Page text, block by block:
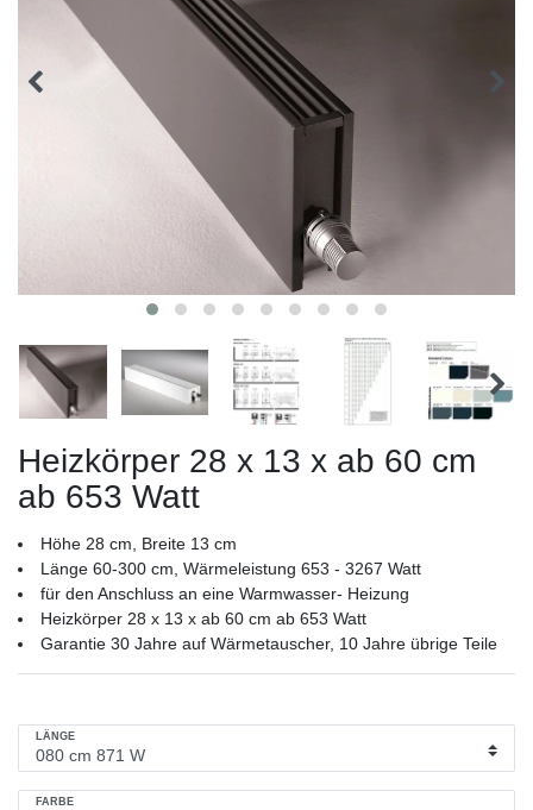
Heizkörper 28 x 13 x ab 60 cm
ab 653 Watt
Höhe 28 cm, Breite 13 cm
Länge 60-300 cm, Wärmeleistung 653 - 3267 Watt
für den Anschluss an eine Warmwasser- Heizung
Heizkörper 28 x 13 x ab 60 cm ab 653 Watt
Garantie 30 Jahre auf Wärmetauscher, 10 Jahre übrige Teile
LÄNGE
FARBE